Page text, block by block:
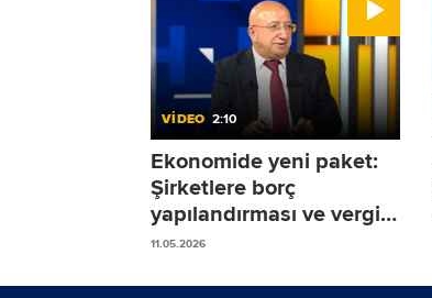
VİDEO 2:10
Ekonomide yeni paket:
Şirketlere borç
yapılandırması ve vergi
kolaylığı
11.05.2026